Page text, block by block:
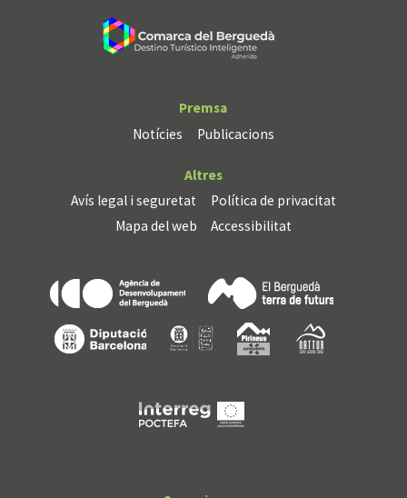
Premsa
Notícies
Publicacions
Altres
Avís legal i seguretat
Política de privacitat
Mapa del web
Accessibilitat